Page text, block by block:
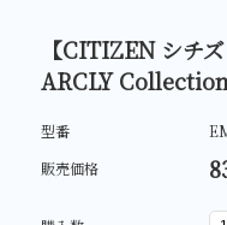
マザーオブパール
【CITIZEN シチ
ARCLY
型番
販売価格